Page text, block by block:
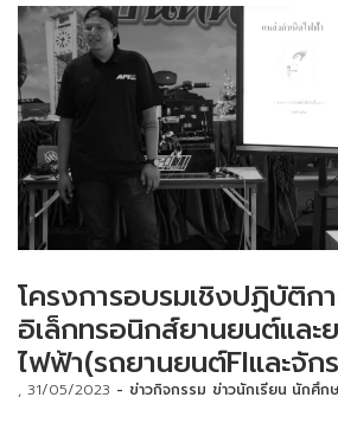
โครงการอบรมเชิงปฏิบัติก
อิเล็กทรอนิกส์ยานยนต์และ
ไฟฟ้า(รถยานยนต์FIและจัก
31/05/2023 ข่าวกิจกรรม ข่าวนักเรียน นักศึก